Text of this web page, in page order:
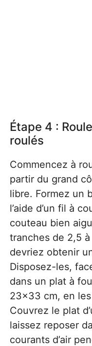
Étape 4 :
roulés
Commencez à
partir du grand
libre. Formez un
l’aide d’un fil à
couteau bien
tranches de 2,5 à
devriez obtenir
Disposez-les,
dans un plat à
23×33 cm, en
Couvrez le plat
laissez reposer
courants d’air